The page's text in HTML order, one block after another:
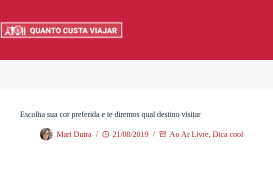
o
conteúdo
Escolha sua cor preferida e te diremos qual destino visitar
Mari Dutra 21/08/2019 Ao Ar Livre, Dica cool